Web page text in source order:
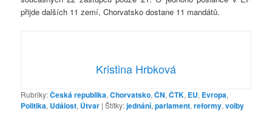
přijde dalších 11 zemí, Chorvatsko dostane 11 mandátů.
Kristina Hrbková
Rubriky:Česká republika,Chorvatsko,ČN,ČTK, EU, Evropa,
Politika, Událost, Útvar |Štítky:jednání,parlament,reformy,volby